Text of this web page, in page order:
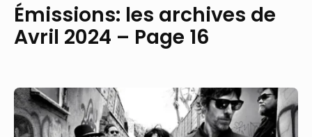
Émissions: les archives de
Avril 2024 – Page 16